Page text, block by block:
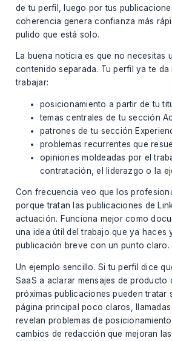
de tu perfil, luego por tus
coherencia genera confianza más
pulido que está solo.
La buena noticia es que no necesitas
contenido separada. Tu perfil ya te
trabajar:
posicionamiento a partir de tu
temas centrales de tu sección
patrones de tu sección
problemas recurrentes que
opiniones moldeadas por el
contratación, el liderazgo o la
Con frecuencia veo que los
porque tratan las publicaciones de
actuación. Funciona mejor como
una idea útil del trabajo que ya haces
publicación breve con un punto claro.
Un ejemplo sencillo. Si tu perfil dice
SaaS a aclarar mensajes de producto
próximas publicaciones pueden tratar
página principal poco claros,
revelan problemas de
cambios de redacción que mejoran